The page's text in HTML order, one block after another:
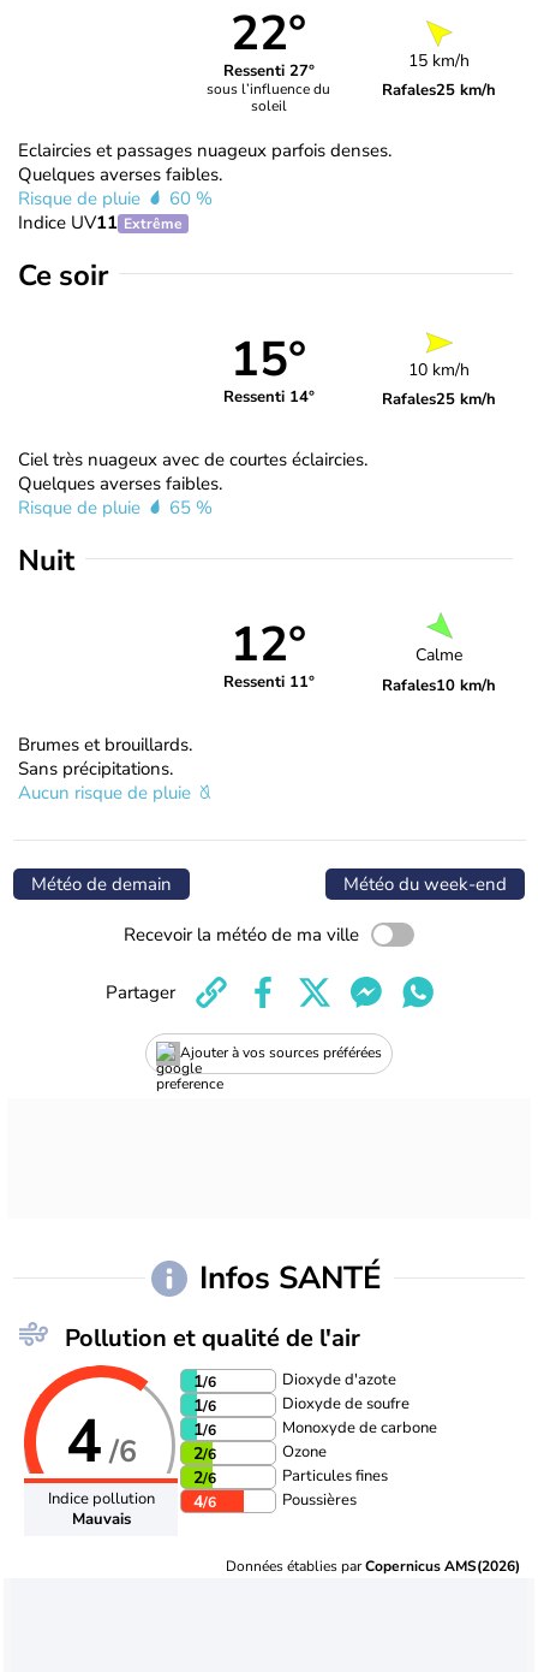
22°
Ressenti 27°
sous l’influence du
soleil
15 km/h
Rafales25 km/h
Eclaircies et passages nuageux parfois denses.
Quelques averses faibles.
Risque de pluie
60 %
Indice UV11 Extrême
Ce soir
15°
Ressenti 14°
10 km/h
Rafales25 km/h
Ciel très nuageux avec de courtes éclaircies.
Quelques averses faibles.
Risque de pluie
65 %
Nuit
12°
Ressenti 11°
Calme
Rafales10 km/h
Brumes et brouillards.
Sans précipitations.
Aucun risque de pluie
Météo de demain Météo du week-end
Recevoir la météo de ma ville
Ajouter à vos sources préférées
Partager
Infos SANTÉ
Pollution et qualité de l'air
4/6
Indice pollution
Mauvais
1/6 Dioxyde d'azote
1/6 Dioxyde de soufre
1/6 Monoxyde de carbone
2/6 Ozone
2/6 Particules fines
4/6 Poussières
Données établies parCopernicus AMS(2026)